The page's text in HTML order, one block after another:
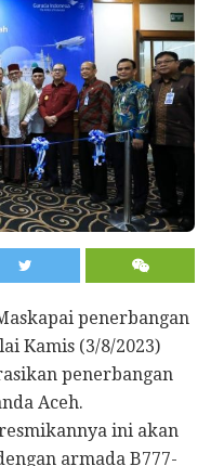
penerbangan
Kamis (3/8/2023)
penerbangan
Aceh.
ini akan
armada B777-